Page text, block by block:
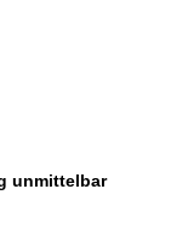
unmittelbar